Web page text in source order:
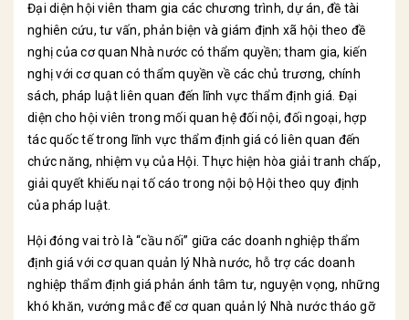
Đại diện hội viên tham gia các chương trình, dự án, đề tài
nghiên cứu, tư vấn, phản biện và giám định xã hội theo đề
nghị của cơ quan Nhà nước có thẩm quyền; tham gia, kiến
nghị với cơ quan có thẩm quyền về các chủ trương, chính
sách, pháp luật liên quan đến lĩnh vực thẩm định giá. Đại
diện cho hội viên trong mối quan hệ đối nội, đối ngoại, hợp
tác quốc tế trong lĩnh vực thẩm định giá có liên quan đến
chức năng, nhiệm vụ của Hội. Thực hiện hòa giải tranh chấp,
giải quyết khiếu nại tố cáo trong nội bộ Hội theo quy định
của pháp luật.
Hội đóng vai trò là “cầu nối” giữa các doanh nghiệp thẩm
định giá với cơ quan quản lý Nhà nước, hỗ trợ các doanh
nghiệp thẩm định giá phản ánh tâm tư, nguyện vọng, những
khó khăn, vướng mắc để cơ quan quản lý Nhà nước tháo gỡ